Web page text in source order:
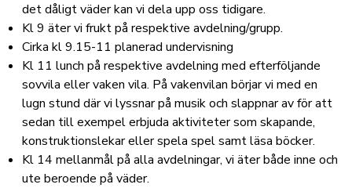
det dåligt väder kan vi dela upp oss tidigare.
Kl 9 äter vi frukt på respektive avdelning/grupp.
Cirka kl 9.15-11 planerad undervisning
Kl 11 lunch på respektive avdelning med efterföljande
sovvila eller vaken vila. På vakenvilan börjar vi med en
lugn stund där vi lyssnar på musik och slappnar av för att
sedan till exempel erbjuda aktiviteter som skapande,
konstruktionslekar eller spela spel samt läsa böcker.
Kl 14 mellanmål på alla avdelningar, vi äter både inne och
ute beroende på väder.